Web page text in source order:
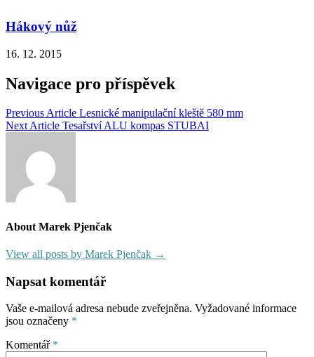
Hákový nůž
16. 12. 2015
Navigace pro příspěvek
Previous Article Lesnické manipulační kleště 580 mm
Next Article Tesařství ALU kompas STUBAI
About Marek Pjenčak
View all posts by Marek Pjenčak →
Napsat komentář
Vaše e-mailová adresa nebude zveřejněna. Vyžadované informace
jsou označeny *
Komentář *